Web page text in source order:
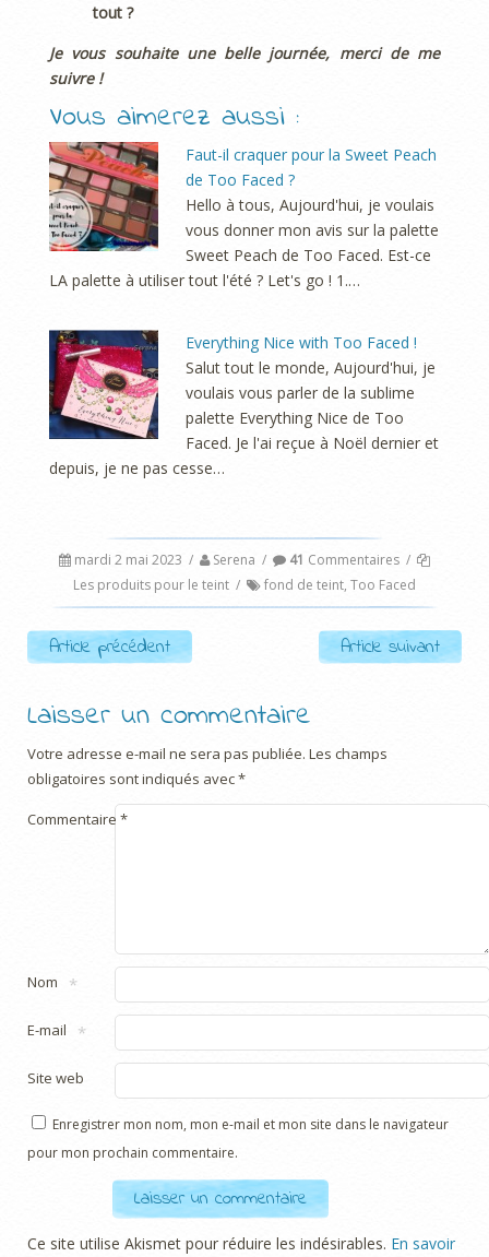
tout ?
Je vous souhaite une belle journée, merci de me
suivre !
Vous aimerez aussi :
Faut-il craquer pour la Sweet Peach
de Too Faced ?
Hello à tous, Aujourd'hui, je voulais
vous donner mon avis sur la palette
Sweet Peach de Too Faced. Est-ce
LA palette à utiliser tout l'été ? Let's go ! 1.…
Everything Nice with Too Faced !
Salut tout le monde, Aujourd'hui, je
voulais vous parler de la sublime
palette Everything Nice de Too
Faced. Je l'ai reçue à Noël dernier et
depuis, je ne pas cesse…
mardi 2 mai 2023 / Serena / 41 Commentaires /
Les produits pour le teint / fond de teint, Too Faced
Post navigation
Article précédent Article suivant
Laisser un commentaire
Votre adresse e-mail ne sera pas publiée. Les champs
obligatoires sont indiqués avec*
Commentaire *
Nom *
E-mail *
Site web
Enregistrer mon nom, mon e-mail et mon site dans le navigateur
pour mon prochain commentaire.
Ce site utilise Akismet pour réduire les indésirables. En savoir